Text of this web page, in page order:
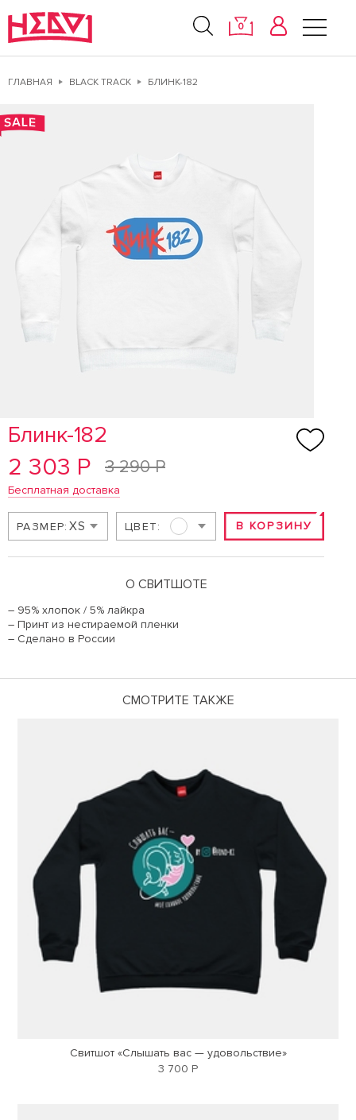
0
ГЛАВНАЯ BLACK TRACK БЛИНК-182
Блинк-182
2 303 Р 3 290 Р
Бесплатная доставка
В КОРЗИНУ
РАЗМЕР: XS ЦВЕТ:
О СВИТШОТЕ
– 95% хлопок / 5% лайкра
– Принт из нестираемой пленки
– Сделано в России
СМОТРИТЕ ТАКЖЕ
Свитшот «Слышать вас — удовольствие»
3 700 Р